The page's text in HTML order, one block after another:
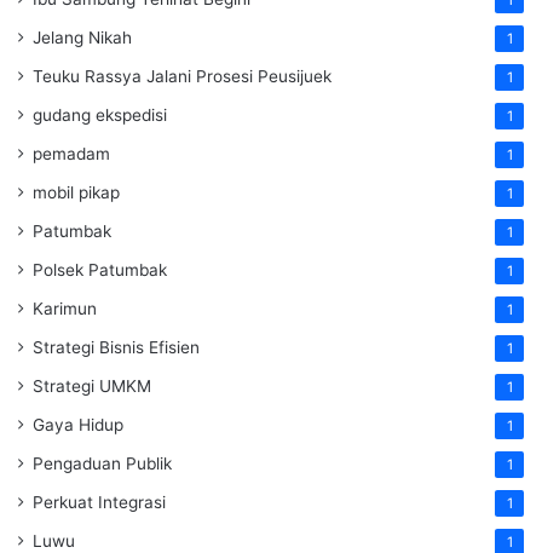
Jelang Nikah 1
Teuku Rassya Jalani Prosesi Peusijuek 1
gudang ekspedisi 1
pemadam 1
mobil pikap 1
Patumbak 1
Polsek Patumbak 1
Karimun 1
Strategi Bisnis Efisien 1
Strategi UMKM 1
Gaya Hidup 1
Pengaduan Publik 1
Perkuat Integrasi 1
Luwu 1